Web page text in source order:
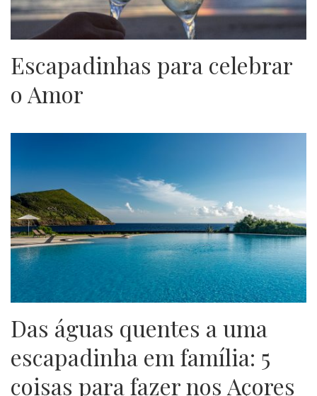
Escapadinhas para celebrar
o Amor
Das águas quentes a uma
escapadinha em família: 5
coisas para fazer nos Açores